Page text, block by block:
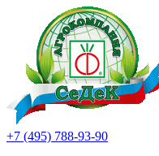
+7 (495) 788-93-90